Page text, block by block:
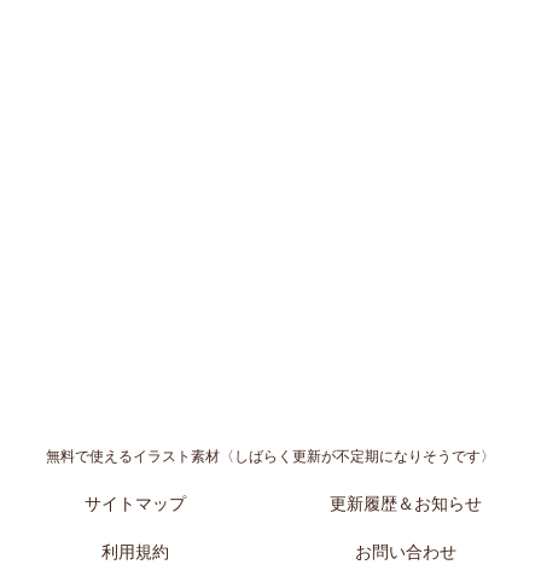
無料で使えるイラスト素材〈しばらく更新が不定期になりそうです〉
サイトマップ 更新履歴＆お知らせ
利用規約 お問い合わせ